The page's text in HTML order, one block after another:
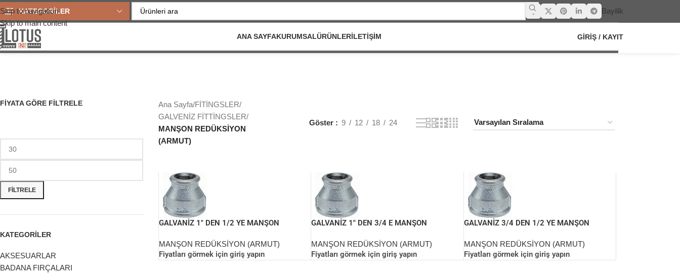
Skip to navigation
Skip to main content
KATEGORİLER Bayilik
ANA SAYFAKURUMSALÜRÜNLERİLETIŞIM GIRIŞ / KAYIT
FIYATA GÖRE FILTRELE
FILTRELE
KATEGORİLER
AKSESUARLAR
BADANA FIRÇALARI
Ana Sayfa/FİTİNGSLER/
GALVENİZ FİTTİNGSLER/
MANŞON REDÜKSİYON
(ARMUT)
Göster 9 12 18 24
GALVANİZ 1″ DEN 1/2 YE MANŞON
MANŞON REDÜKSİYON (ARMUT)
Fiyatları görmek için giriş yapın
GALVANİZ 1″ DEN 3/4 E MANŞON
MANŞON REDÜKSİYON (ARMUT)
Fiyatları görmek için giriş yapın
GALVANİZ 3/4 DEN 1/2 YE MANŞON
MANŞON REDÜKSİYON (ARMUT)
Fiyatları görmek için giriş yapın